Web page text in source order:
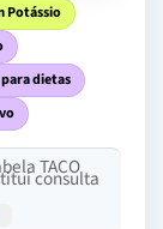
Potássio
dietas
TACO
consulta